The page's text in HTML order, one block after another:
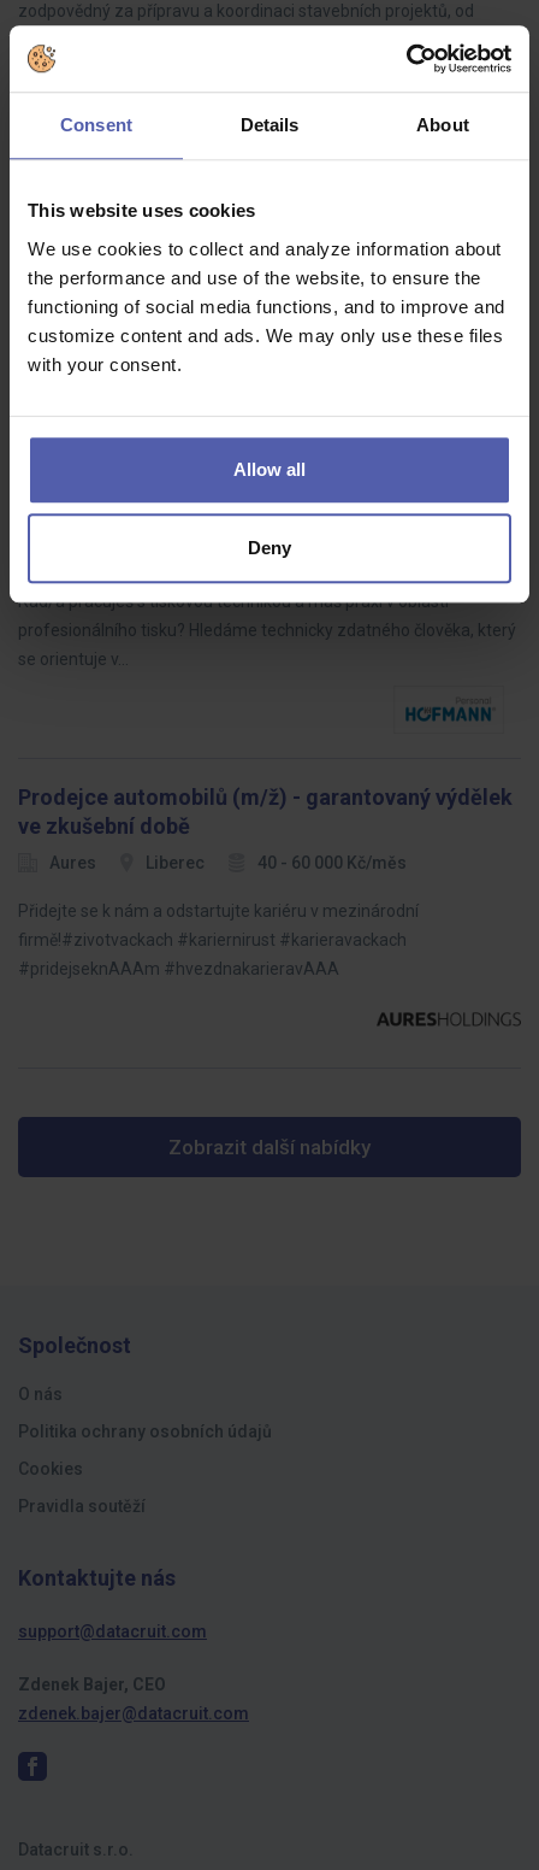
Consent Details About
This website uses cookies
We use cookies to collect and analyze information about
the performance and use of the website, to ensure the
functioning of social media functions, and to improve and
customize content and ads. We may only use these files
with your consent.
Allow all
Deny
zodpovědný za přípravu a koordinaci stavebních projektů, od
HOFMANN WIZARD Brno
• Kalkulace vlastních stavebních prací • Tvorba cenových nabídek
na základě zadávací dokumentace • Kontrola správnosti a úplnosti
dokumentace pro správné vyhotovení kalkulací • Specifikace
Rád/a pracuješ s tiskovou technikou a máš praxi v oblasti
profesionálního tisku? Hledáme technicky zdatného člověka, který
se orientuje v…
Prodejce automobilů (m/ž) - garantovaný výdělek
ve zkušební době
Aures Liberec 40 - 60 000 Kč/měs
Přidejte se k nám a odstartujte kariéru v mezinárodní
firmě!#zivotvackach #kariernirust #karieravackach
#pridejseknAAAm #hvezdnakarieravAAA
Zobrazit další nabídky
Společnost
O nás
Politika ochrany osobních údajů
Cookies
Pravidla soutěží
Kontaktujte nás
support@datacruit.com
Zdenek Bajer, CEO
zdenek.bajer@datacruit.com
Datacruit s.r.o.